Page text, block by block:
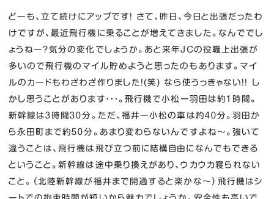
どーも、立て続けにアップです！ さて、昨日、今日と出張だったわ
けですが、最近飛行機に乗ることが増えてきました。なんででし
ょうねー？気分の変化でしょうか。あと来年JCの役職上出張が
多いので飛行機のマイル貯めようと思ったのもあります。マイ
ルのカードもわざわざ作りました！(笑) なら使うっきゃない！！ し
かし思うことがあります・・・。飛行機で小松ー羽田は約１時間。
新幹線は３時間３０分。ただ、福井ー小松の車は約４０分。羽田か
ら永田町まで約５０分。あまり変わらないんですよね～。強いて
違うことは、飛行機は飛び立つ前に結構自由になんでもできる
ということ。新幹線は途中乗り換えがあり、ウカウカ寝られない
こと。（北陸新幹線が福井まで開通すると楽かな～）飛行機はシ